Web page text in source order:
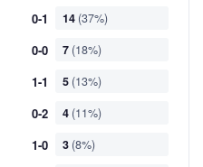
0-1 14 (37%)
0-0 7 (18%)
1-1 5 (13%)
0-2 4 (11%)
1-0 3 (8%)